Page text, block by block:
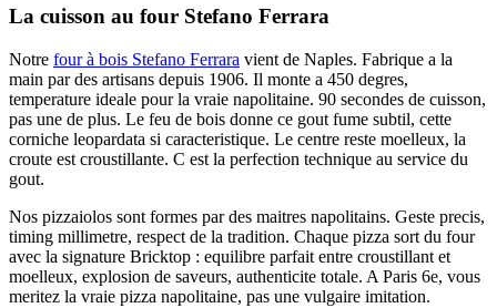
La cuisson au four Stefano Ferrara
Notre four à bois Stefano Ferrara vient de Naples. Fabrique a la
main par des artisans depuis 1906. Il monte a 450 degres,
temperature ideale pour la vraie napolitaine. 90 secondes de cuisson,
pas une de plus. Le feu de bois donne ce gout fume subtil, cette
corniche leopardata si caracteristique. Le centre reste moelleux, la
croute est croustillante. C est la perfection technique au service du
gout.
Nos pizzaiolos sont formes par des maitres napolitains. Geste precis,
timing millimetre, respect de la tradition. Chaque pizza sort du four
avec la signature Bricktop : equilibre parfait entre croustillant et
moelleux, explosion de saveurs, authenticite totale. A Paris 6e, vous
meritez la vraie pizza napolitaine, pas une vulgaire imitation.